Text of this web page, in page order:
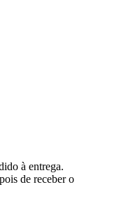
à entrega.
de receber o